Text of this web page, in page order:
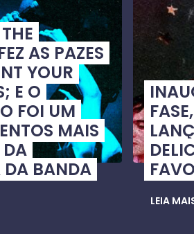
AS PAZES
YOUR
E O
FOI UM
MAIS
DA
DA BANDA
LEIA